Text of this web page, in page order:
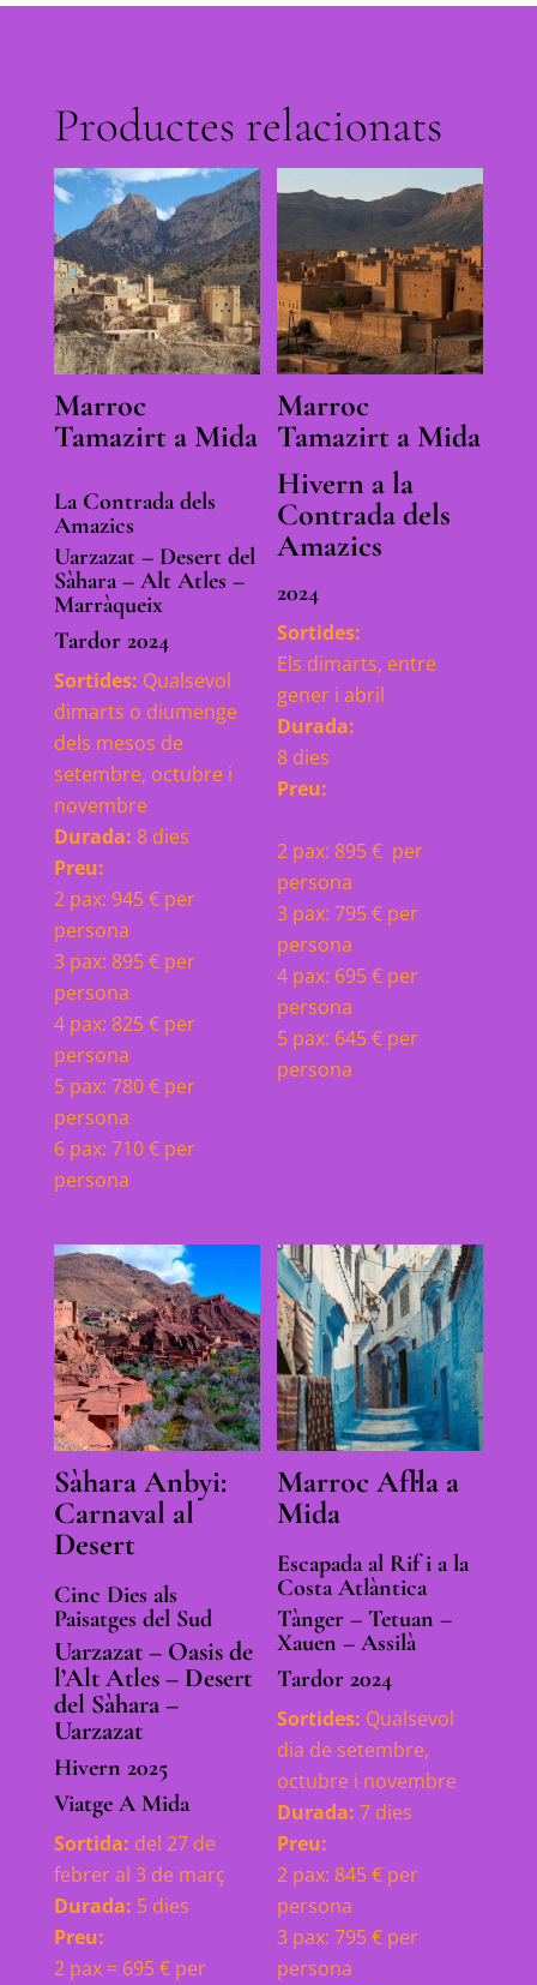
Productes relacionats
Marroc
Tamazirt a Mida
La Contrada dels
Amazics
Uarzazat – Desert del
Sàhara – Alt Atles –
Marràqueix
Tardor 2024
Sortides: Qualsevol
dimarts o diumenge
dels mesos de
setembre, octubre i
novembre
Durada: 8 dies
Preu:
2 pax: 945 € per
persona
3 pax: 895 € per
persona
4 pax: 825 € per
persona
5 pax: 780 € per
persona
6 pax: 710 € per
persona
Marroc
Tamazirt a Mida
Hivern a la
Contrada dels
Amazics
2024
Sortides:
Els dimarts, entre
gener i abril
Durada:
8 dies
Preu:
2 pax: 895 € per
persona
3 pax: 795 € per
persona
4 pax: 695 € per
persona
5 pax: 645 € per
persona
Sàhara Anbyi:
Carnaval al
Desert
Cinc Dies als
Paisatges del Sud
Uarzazat – Oasis de
l’Alt Atles – Desert
del Sàhara –
Uarzazat
Hivern 2025
Viatge A Mida
Sortida: del 27 de
febrer al 3 de març
Durada: 5 dies
Preu:
2 pax = 695 € per
Marroc Afl·la a
Mida
Escapada al Rif i a la
Costa Atlàntica
Tànger – Tetuan –
Xauen – Assilà
Tardor 2024
Sortides: Qualsevol
dia de setembre,
octubre i novembre
Durada: 7 dies
Preu:
2 pax: 845 € per
persona
3 pax: 795 € per
persona